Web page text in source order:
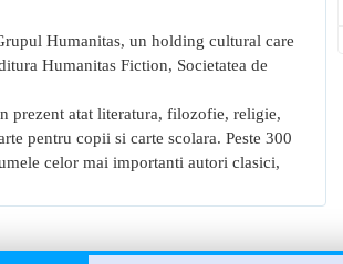
Humanitas, un holding cultural care
Humanitas Fiction, Societatea de
prezent atat literatura, filozofie, religie,
pentru copii si carte scolara. Peste 300
celor mai importanti autori clasici,